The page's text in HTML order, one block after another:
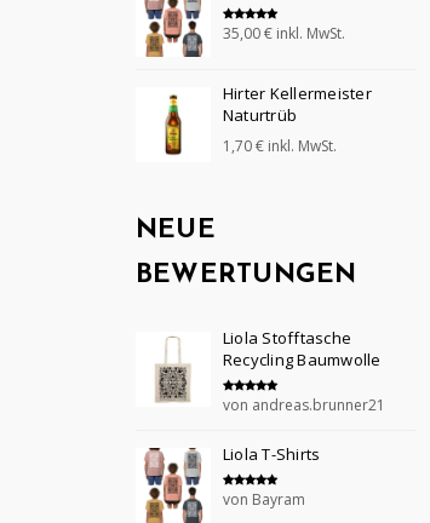
Bewertet mit
5.00
35,00€ inkl. MwSt.
Hirter Kellermeister
Naturtrüb
1,70€ inkl. MwSt.
NEUE
BEWERTUNGEN
Liola Stofftasche
Recycling Baumwolle
Bewertet mit
von andreas.brunner21
Liola T-Shirts
Bewertet mit
von Bayram